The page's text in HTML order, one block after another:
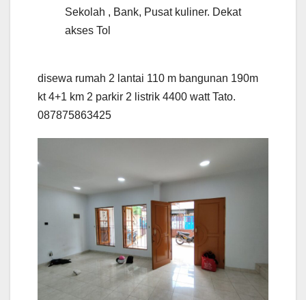
Sekolah , Bank, Pusat kuliner. Dekat
akses Tol
disewa rumah 2 lantai 110 m bangunan 190m
kt 4+1 km 2 parkir 2 listrik 4400 watt Tato.
087875863425